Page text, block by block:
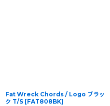
Fat Wreck Chords / Logo ブラッ
ク T/S [FAT808BK]